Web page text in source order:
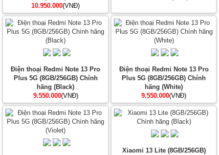
10.950.000(VNĐ)
Điện thoại Redmi Note 13 Pro
Plus 5G (8GB/256GB) Chính
hãng (Black)
9.550.000(VNĐ)
Điện thoại Redmi Note 13 Pro
Plus 5G (8GB/256GB) Chính
hãng (White)
9.550.000(VNĐ)
Xiaomi 13 Lite (8GB/256GB)